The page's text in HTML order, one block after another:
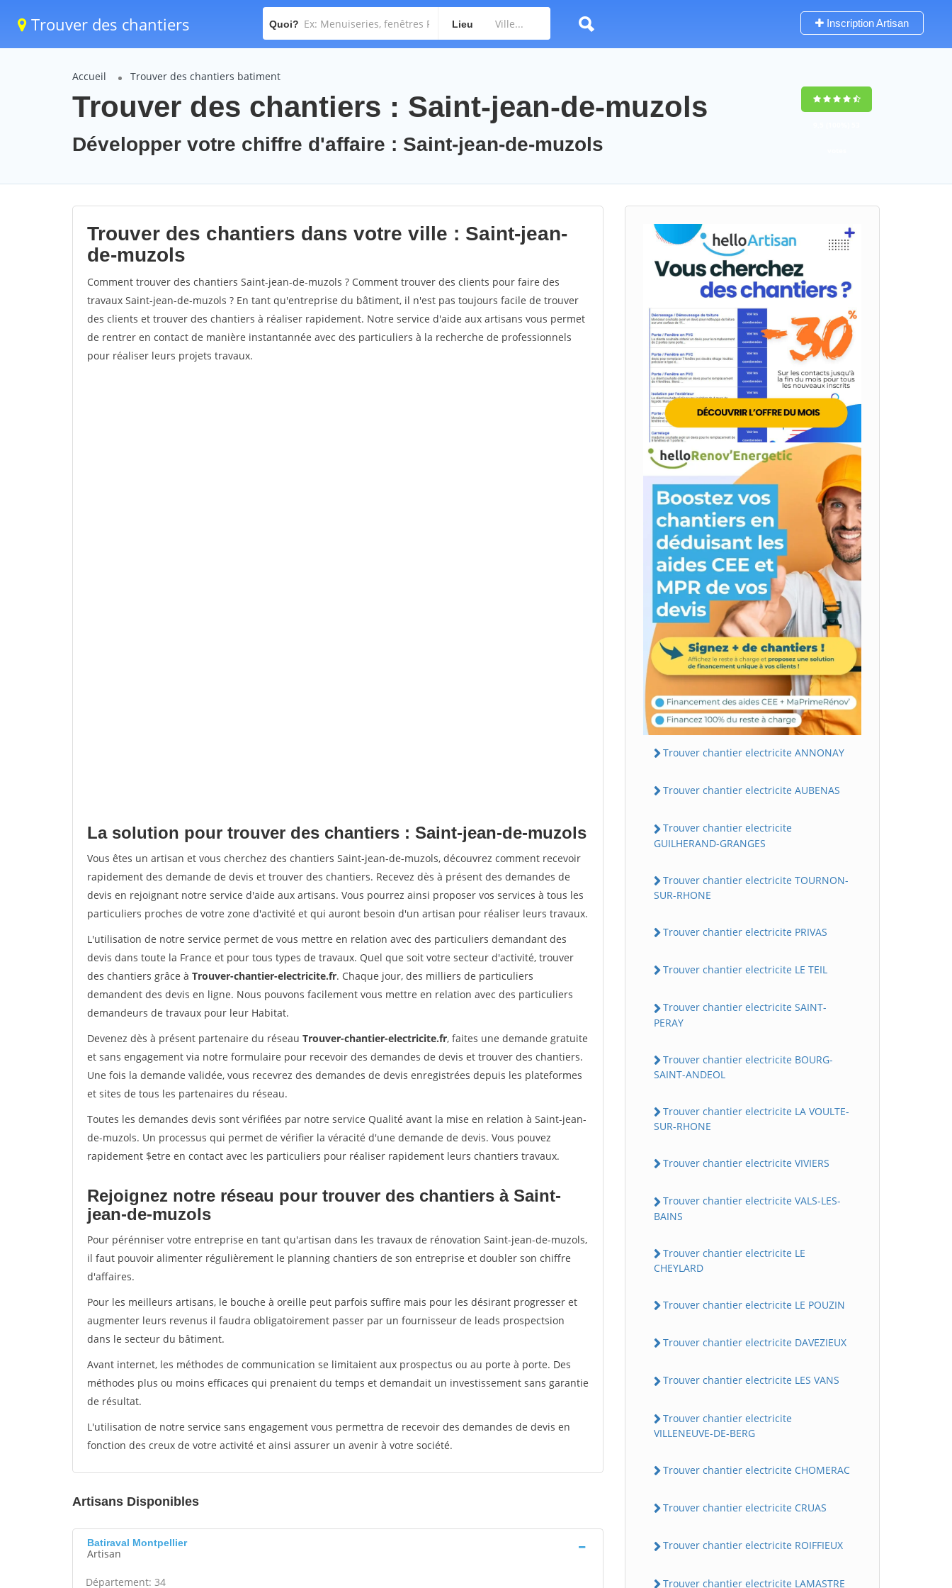
Trouver des chantiers Quoi? Lieu Inscription Artisan
Accueil Trouver des chantiers batiment
Trouver des chantiers : Saint-jean-de-muzols
Développer votre chiffre d'affaire : Saint-jean-de-muzols
Trouver des chantiers dans votre ville : Saint-jean-
de-muzols
Comment trouver des chantiers Saint-jean-de-muzols ? Comment trouver des clients pour faire des
travaux Saint-jean-de-muzols ? En tant qu'entreprise du bâtiment, il n'est pas toujours facile de trouver
des clients et trouver des chantiers à réaliser rapidement. Notre service d'aide aux artisans vous permet
de rentrer en contact de manière instantannée avec des particuliers à la recherche de professionnels
pour réaliser leurs projets travaux.
La solution pour trouver des chantiers : Saint-jean-de-muzols
Vous êtes un artisan et vous cherchez des chantiers Saint-jean-de-muzols, découvrez comment recevoir
rapidement des demande de devis et trouver des chantiers. Recevez dès à présent des demandes de
devis en rejoignant notre service d'aide aux artisans. Vous pourrez ainsi proposer vos services à tous les
particuliers proches de votre zone d'activité et qui auront besoin d'un artisan pour réaliser leurs travaux.
L'utilisation de notre service permet de vous mettre en relation avec des particuliers demandant des
devis dans toute la France et pour tous types de travaux. Quel que soit votre secteur d'activité, trouver
des chantiers grâce à Trouver-chantier-electricite.fr. Chaque jour, des milliers de particuliers
demandent des devis en ligne. Nous pouvons facilement vous mettre en relation avec des particuliers
demandeurs de travaux pour leur Habitat.
Devenez dès à présent partenaire du réseau Trouver-chantier-electricite.fr, faites une demande gratuite
et sans engagement via notre formulaire pour recevoir des demandes de devis et trouver des chantiers.
Une fois la demande validée, vous recevrez des demandes de devis enregistrées depuis les plateformes
et sites de tous les partenaires du réseau.
Toutes les demandes devis sont vérifiées par notre service Qualité avant la mise en relation à Saint-jean-
de-muzols. Un processus qui permet de vérifier la véracité d'une demande de devis. Vous pouvez
rapidement $etre en contact avec les particuliers pour réaliser rapidement leurs chantiers travaux.
Rejoignez notre réseau pour trouver des chantiers à Saint-
jean-de-muzols
Pour pérénniser votre entreprise en tant qu'artisan dans les travaux de rénovation Saint-jean-de-muzols,
il faut pouvoir alimenter régulièrement le planning chantiers de son entreprise et doubler son chiffre
d'affaires.
Pour les meilleurs artisans, le bouche à oreille peut parfois suffire mais pour les désirant progresser et
augmenter leurs revenus il faudra obligatoirement passer par un fournisseur de leads prospectsion
dans le secteur du bâtiment.
Avant internet, les méthodes de communication se limitaient aux prospectus ou au porte à porte. Des
méthodes plus ou moins efficaces qui prenaient du temps et demandait un investissement sans garantie
de résultat.
L'utilisation de notre service sans engagement vous permettra de recevoir des demandes de devis en
fonction des creux de votre activité et ainsi assurer un avenir à votre société.
Artisans Disponibles
Batiraval Montpellier
Artisan
Département: 34
Trouver chantier electricite ANNONAY
Trouver chantier electricite AUBENAS
Trouver chantier electricite
GUILHERAND-GRANGES
Trouver chantier electricite TOURNON-
SUR-RHONE
Trouver chantier electricite PRIVAS
Trouver chantier electricite LE TEIL
Trouver chantier electricite SAINT-
PERAY
Trouver chantier electricite BOURG-
SAINT-ANDEOL
Trouver chantier electricite LA VOULTE-
SUR-RHONE
Trouver chantier electricite VIVIERS
Trouver chantier electricite VALS-LES-
BAINS
Trouver chantier electricite LE
CHEYLARD
Trouver chantier electricite LE POUZIN
Trouver chantier electricite DAVEZIEUX
Trouver chantier electricite LES VANS
Trouver chantier electricite
VILLENEUVE-DE-BERG
Trouver chantier electricite CHOMERAC
Trouver chantier electricite CRUAS
Trouver chantier electricite ROIFFIEUX
Trouver chantier electricite LAMASTRE